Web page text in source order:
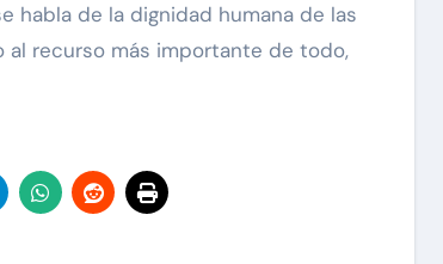
habla de la dignidad humana de las
recurso más importante de todo,